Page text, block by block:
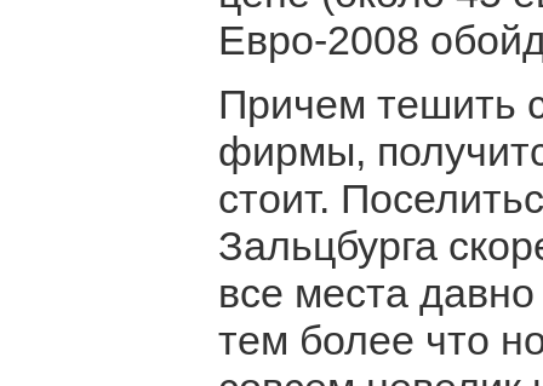
Евро-2008
Причем тешить
фирмы,
стоит.
Зальцбурга
все места
тем более что